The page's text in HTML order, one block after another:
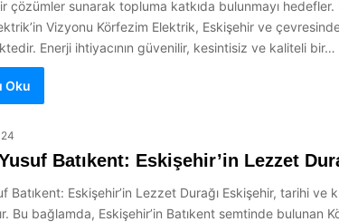
çözümler sunarak topluma katkıda bulunmayı
Vizyonu Körfezim Elektrik, Eskişehir ve
Enerji ihtiyacının güvenilir, kesintisiz ve kaliteli bir…
Oku
Batıkent: Eskişehir’in Lezzet
Batıkent: Eskişehir’in Lezzet Durağı Eskişehir, tarihi
Bu bağlamda, Eskişehir’in Batıkent semtinde